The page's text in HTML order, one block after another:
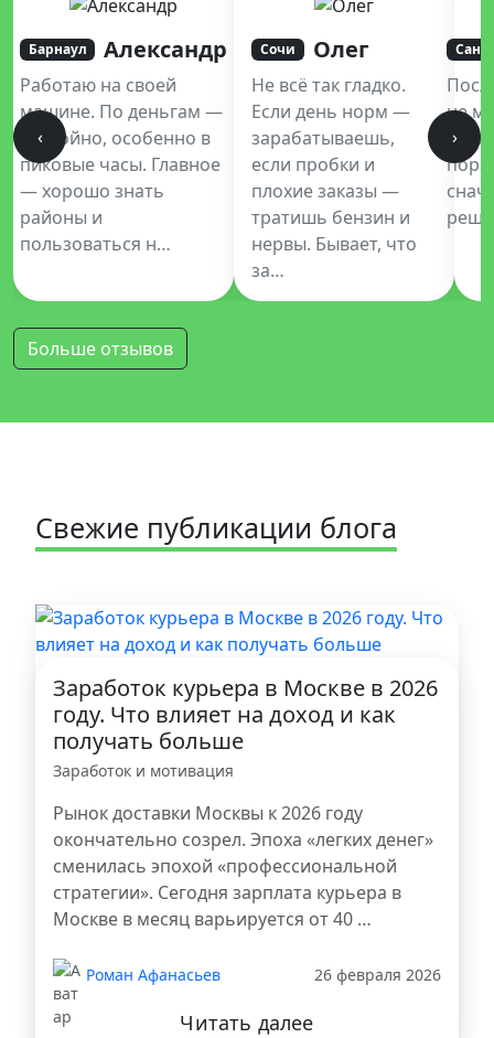
Барнаул Александр
Работаю на своей
машине. По деньгам —
достойно, особенно в
пиковые часы. Главное
— хорошо знать
районы и
пользоваться н…
Сочи Олег
Не всё так гладко.
Если день норм —
зарабатываешь,
если пробки и
плохие заказы —
тратишь бензин и
нервы. Бывает, что
за…
не
‹ ›
Больше отзывов
Свежие публикации блога
Заработок курьера в Москве в 2026
году. Что влияет на доход и как
получать больше
Заработок и мотивация
Рынок доставки Москвы к 2026 году
окончательно созрел. Эпоха «легких денег»
сменилась эпохой «профессиональной
стратегии». Сегодня зарплата курьера в
Москве в месяц варьируется от 40 …
Роман Афанасьев 26 февраля 2026
Читать далее